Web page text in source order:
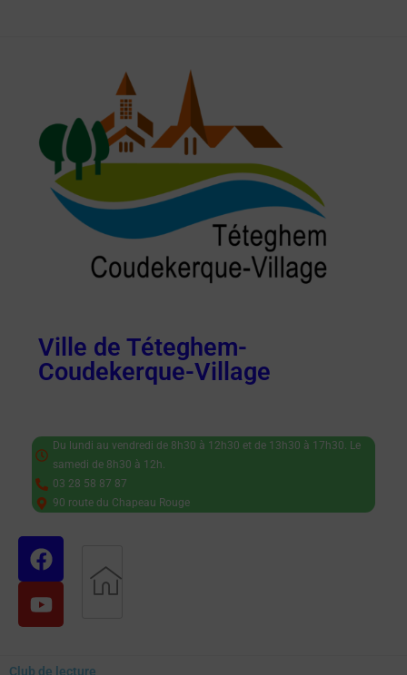
Ville de Téteghem-
Coudekerque-Village
Du lundi au vendredi de 8h30 à 12h30 et de 13h30 à 17h30. Le
samedi de 8h30 à 12h.
03 28 58 87 87
90 route du Chapeau Rouge
Club de lecture